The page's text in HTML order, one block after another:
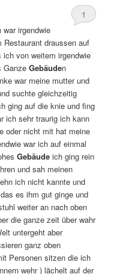
1
irgendwie
draussen auf
von weitem irgendwie
GanzeGebäuden
war meine mutter und
suchte gleichzeitig
ging auf die knie und fing
ich sehr traurig ich kann
oder nicht mit hat meine
war ich auf einmal
Gebäude ich ging rein
und sah meinen
ich nicht kannte und
es ihm gut ginge und
weiter an nach oben
die ganze zeit über wahr
untergeht aber
ganz oben
Personen sitzen die ich
wehr ) lächelt auf der